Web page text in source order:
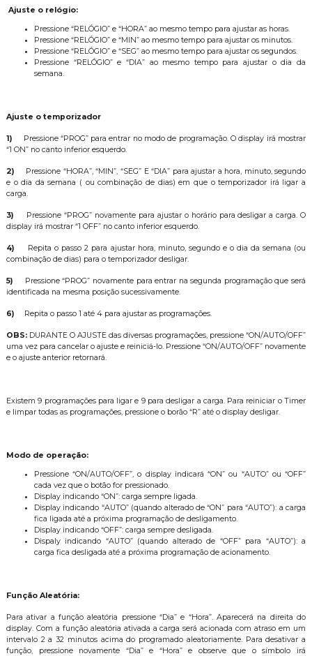
Ajuste o relógio:
Pressione “RELÓGIO” e “HORA” ao mesmo tempo para ajustar as horas.
Pressione “RELÓGIO” e “MIN” ao mesmo tempo para ajustar os minutos.
Pressione “RELÓGIO” e “SEG” ao mesmo tempo para ajustar os segundos.
Pressione “RELÓGIO” e “DIA” ao mesmo tempo para ajustar o dia da
semana.
Ajuste o temporizador
1)
Pressione “PROG” para entrar no modo de programação. O display irá mostrar
“1 ON” no canto inferior esquerdo.
2) Pressione “HORA”, “MIN”, “SEG” E “DIA” para ajustar a hora, minuto, segundo
e o dia da semana ( ou combinação de dias) em que o temporizador irá ligar a
carga.
3) Pressione “PROG” novamente para ajustar o horário para desligar a carga. O
display irá mostrar “1 OFF” no canto inferior esquerdo.
4) Repita o passo 2 para ajustar hora, minuto, segundo e o dia da semana (ou
combinação de dias) para o temporizador desligar.
5) Pressione “PROG” novamente para entrar na segunda programação que ser
identificada na mesma posição sucessivamente.
6) Repita o passo 1 até 4 para ajustar as programações.
OBS:DURANTE O AJUSTE das diversas programações, pressione “ON/AUTO/OFF”
uma vez para cancelar o ajuste e reiniciá-lo. Pressione “ON/AUTO/OFF” novamente
e o ajuste anterior retornará.
Existem 9 programações para ligar e 9 para desligar a carga. Para reiniciar o Timer
e limpar todas as programações, pressione o borão “R” até o display desligar.
Modo de operação:
Pressione “ON/AUTO/OFF”, o display indicará “ON” ou “AUTO” ou “OFF”
cada vez que o botão for pressionado.
Display indicando “ON”: carga sempre ligada.
Display indicando “AUTO” (quando alterado de “ON” para “AUTO”): a carga
fica ligada até a próxima programação de desligamento.
Display indicando “OFF”: carga sempre desligada.
Dispaly indicando “AUTO” (quando alterado de “OFF” para “AUTO”): a
carga fica desligada até a próxima programação de acionamento.
Função Aleatória:
Para ativar a função aleatória pressione “Dia” e “Hora”. Aparecerá na direita do
display. Com a função aleatória ativada a carga será acionada com atraso em um
intervalo 2 a 32 minutos acima do programado aleatoriamente. Para desativar a
função, pressione novamente “Dia” e “Hora” e observe que o símbolo ir